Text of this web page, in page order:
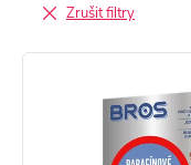
p
Zrušit filtry